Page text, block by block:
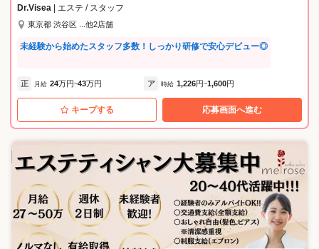
こだわった空間。働くセラピストもその一部として、お客様に“本物の癒
し”を届けます。 【POINT3：業界でも稀な“年単位”の研修】 東洋医学に
基づいた「スイナマッサージ」等の本格技術を、1つひとつ習得できるよ
う、2～3年かけた長期育成体制を整えています。 業界では珍しい、年単
ご紹介しています。
Dr.Visea | エステ / スタッフ
東京都 渋谷区 ...他2店舗
未経験から始めたスタッフ多数！しっかり研修で安心デビュー◎
正 月給 24万円~43万円 ア 時給 1,226円~1,600円
キープする 応募画面へ進む